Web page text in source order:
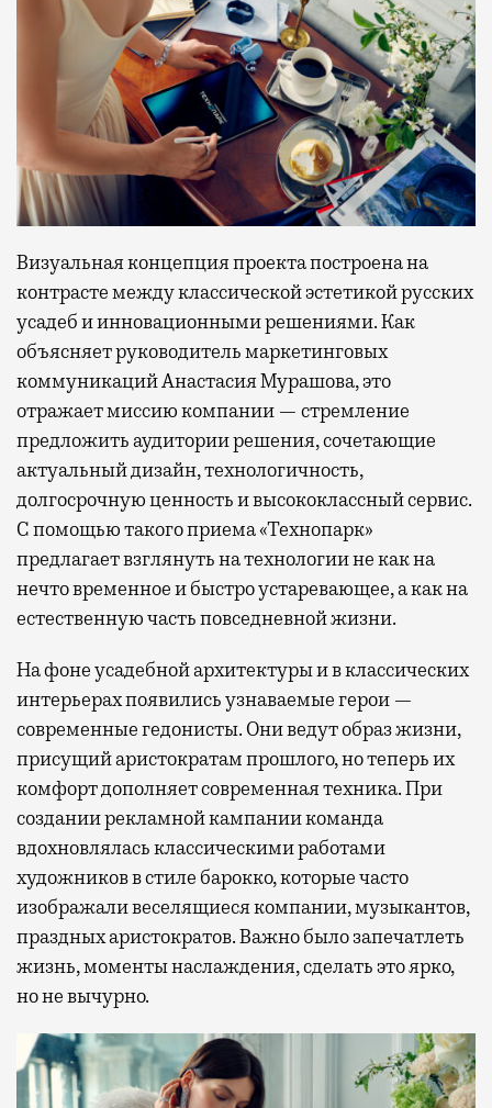
Визуальная концепция проекта построена на
контрасте между классической эстетикой русских
усадеб и инновационными решениями. Как
объясняет руководитель маркетинговых
коммуникаций Анастасия Мурашова, это
отражает миссию компании — стремление
предложить аудитории решения, сочетающие
актуальный дизайн, технологичность,
долгосрочную ценность и высококлассный сервис.
С помощью такого приема «Технопарк»
предлагает взглянуть на технологии не как на
нечто временное и быстро устаревающее, а как на
естественную часть повседневной жизни.
На фоне усадебной архитектуры и в классических
интерьерах появились узнаваемые герои —
современные гедонисты. Они ведут образ жизни,
присущий аристократам прошлого, но теперь их
комфорт дополняет современная техника. При
создании рекламной кампании команда
вдохновлялась классическими работами
художников в стиле барокко, которые часто
изображали веселящиеся компании, музыкантов,
праздных аристократов. Важно было запечатлеть
жизнь, моменты наслаждения, сделать это ярко,
но не вычурно.